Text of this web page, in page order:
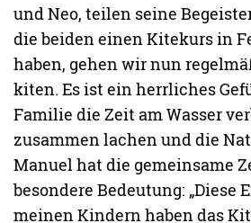
und Neo, teilen seine
die beiden einen Kitekurs in
haben, gehen wir nun
kiten. Es ist ein herrliches
Familie die Zeit am Wasser
zusammen lachen und die
Manuel hat die gemeinsame
besondere Bedeutung: „Diese
meinen Kindern haben das